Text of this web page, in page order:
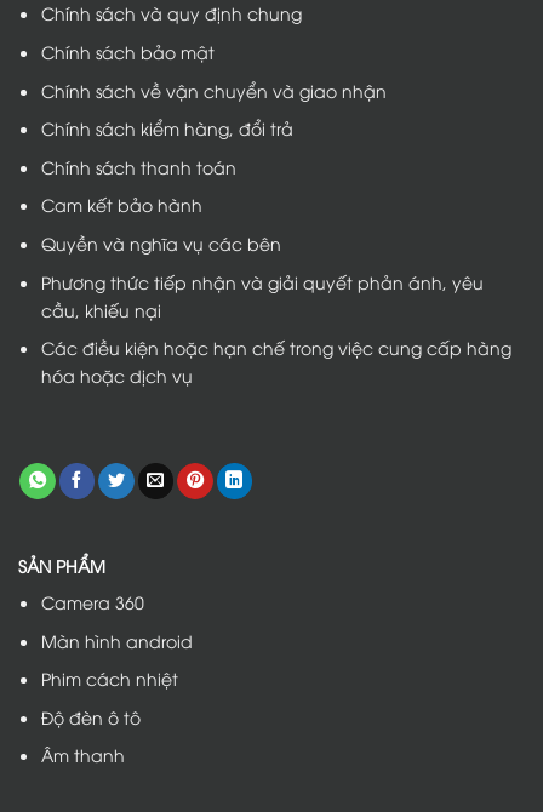
Chính sách và quy định chung
Chính sách bảo mật
Chính sách về vận chuyển và giao nhận
Chính sách kiểm hàng, đổi trả
Chính sách thanh toán
Cam kết bảo hành
Quyền và nghĩa vụ các bên
Phương thức tiếp nhận và giải quyết phản ánh, yêu
cầu, khiếu nại
Các điều kiện hoặc hạn chế trong việc cung cấp hàng
hóa hoặc dịch vụ
SẢN PHẨM
Camera 360
Màn hình android
Phim cách nhiệt
Độ đèn ô tô
Âm thanh